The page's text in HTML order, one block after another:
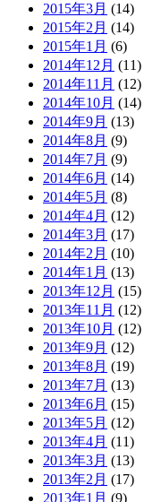
2015年3月 (14)
2015年2月 (14)
2015年1月 (6)
2014年12月 (11)
2014年11月 (12)
2014年10月 (14)
2014年9月 (13)
2014年8月 (9)
2014年7月 (9)
2014年6月 (14)
2014年5月 (8)
2014年4月 (12)
2014年3月 (17)
2014年2月 (10)
2014年1月 (13)
2013年12月 (15)
2013年11月 (12)
2013年10月 (12)
2013年9月 (12)
2013年8月 (19)
2013年7月 (13)
2013年6月 (15)
2013年5月 (12)
2013年4月 (11)
2013年3月 (13)
2013年2月 (17)
2013年1月 (9)